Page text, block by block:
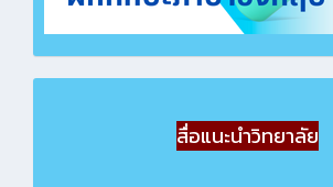
สื่อแนะนำวิทยาลัย